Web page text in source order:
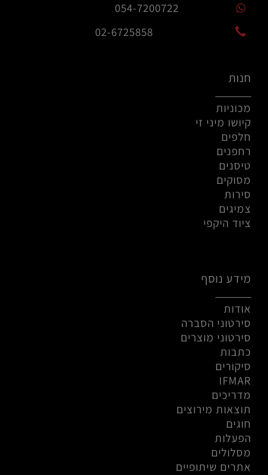
054-7200722
02-6725858
חנות
מכוניות
קיושו מיני זי
חלפים
רחפנים
טיסנים
מסוקים
סירות
צמיגים
ציוד היקפי
מידע נוסף
אודות
סירטוני הסברה
סירטוני מוצרים
כתבות
סיקורים
IFMAR
מדריכים
תוצאות מירוצים
חוגים
הפעלות
מסלולים
אתרים שיתופיים